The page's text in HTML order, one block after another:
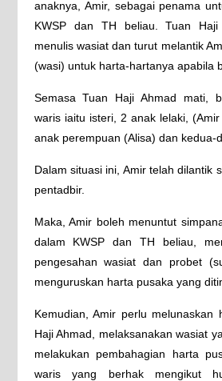
anaknya, Amir, sebagai penama
KWSP dan TH beliau. Tuan
menulis wasiat dan turut melantik
(wasi) untuk harta-hartanya apabila
Semasa Tuan Haji Ahmad mati,
waris iaitu isteri, 2 anak lelaki,
anak perempuan (Alisa) dan kedua-
Dalam situasi ini, Amir telah dilantik
pentadbir.
Maka, Amir boleh menuntut
dalam KWSP dan TH beliau,
pengesahan wasiat dan probet
menguruskan harta pusaka yang
Kemudian, Amir perlu melunaskan
Haji Ahmad, melaksanakan wasiat
melakukan pembahagian harta
waris yang berhak mengikut